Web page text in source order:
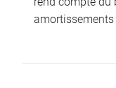
amortissements